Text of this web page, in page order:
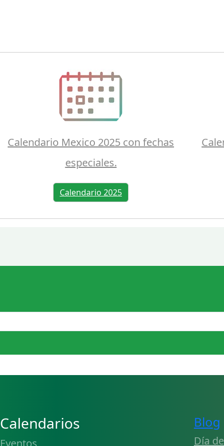
Calendario Mexico 2025 con fechas
especiales.
Calendario 2025
Calendarios
Eventos
Blog
Día